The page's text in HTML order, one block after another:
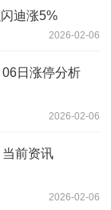
迪涨5%
2026-02-06
日涨停分析
2026-02-06
前资讯
2026-02-06